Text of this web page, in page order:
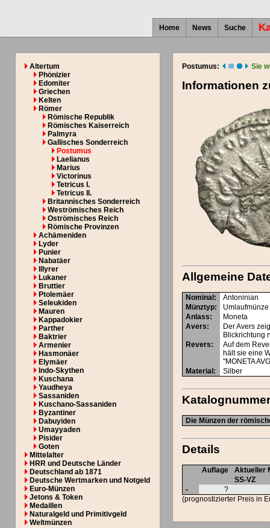
Home News Suche
Altertum
Phönizier
Edomiter
Griechen
Kelten
Römer
Römische Republik
Römisches Kaiserreich
Palmyra
Gallisches Sonderreich
Postumus
Laelianus
Marius
Victorinus
Tetricus I.
Tetricus II.
Britannisches Sonderreich
Weströmisches Reich
Oströmisches Reich
Römische Provinzen
Achämeniden
Lyder
Punier
Nabatäer
Illyrer
Lukaner
Bruttier
Ptolemäer
Seleukiden
Mauren
Kappadokier
Parther
Baktrier
Armenier
Hasmonäer
Elymäer
Indo-Skythen
Kuschana
Yaudheya
Sassaniden
Kuschano-Sassaniden
Byzantiner
Dabuyiden
Umayyaden
Pisider
Goten
Mittelalter
HRR und Deutsche Länder
Deutschland ab 1871
Deutsche Wertmarken und Notgeld
Euro-Münzen
Jetons & Token
Medaillen
Naturalgeld und Primitivgeld
Weltmünzen
Postumus: Sie
Informationen
Allgemeine
Nominal :
Antoninian
Münztyp:
Umlaufmünze
Anlass:
Moneta
Avers:
Der Avers
Blickrichtung
Revers:
Auf dem
hält sie eine
"MONETA
Material : Silber
Die Münzen der
Details
Auflage
Aktueller
SS-VZ
-
?
(prognostizierter Preis in